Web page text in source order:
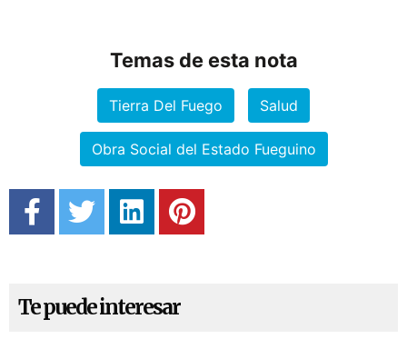
Temas de esta nota
Tierra Del Fuego Salud
Obra Social del Estado Fueguino
Te puede interesar